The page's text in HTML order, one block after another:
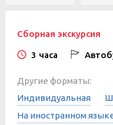
Сборная экскурсия
3 часа
Другие форматы:
Индивидуальная
На иностранном